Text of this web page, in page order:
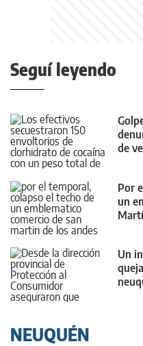
Seguí leyendo
de
Por
un
Un
NEUQUÉN